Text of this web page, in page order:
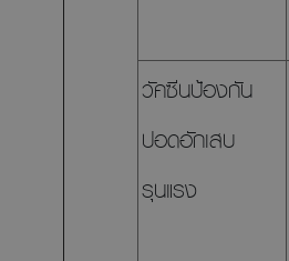
วัคซีนป้องกัน
ปอดอักเสบ
รุนแรง